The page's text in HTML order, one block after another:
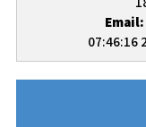
Email: